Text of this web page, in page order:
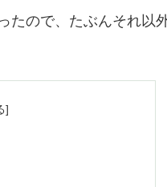
たので、たぶんそれ以